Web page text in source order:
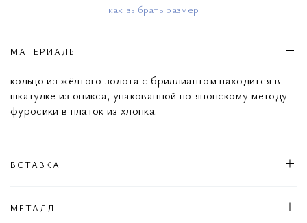
как выбрать размер
МАТЕРИАЛЫ
кольцо из жёлтого золота с бриллиантом находится в
шкатулке из оникса, упакованной по японскому методу
фуросики в платок из хлопка.
ВСТАВКА
МЕТАЛЛ